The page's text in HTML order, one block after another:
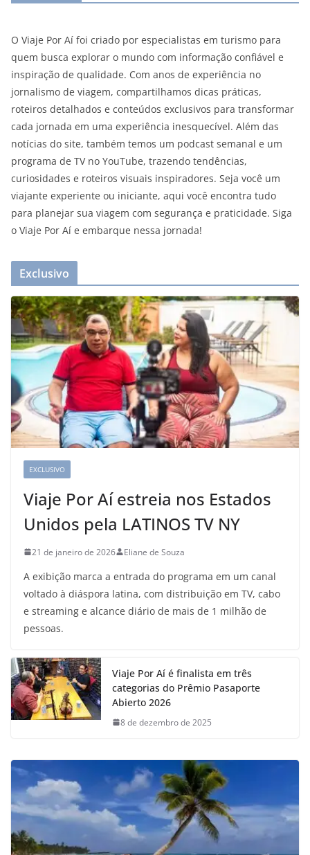
O Viaje Por Aí foi criado por especialistas em turismo para
quem busca explorar o mundo com informação confiável e
inspiração de qualidade. Com anos de experiência no
jornalismo de viagem, compartilhamos dicas práticas,
roteiros detalhados e conteúdos exclusivos para transformar
cada jornada em uma experiência inesquecível. Além das
notícias do site, também temos um podcast semanal e um
programa de TV no YouTube, trazendo tendências,
curiosidades e roteiros visuais inspiradores. Seja você um
viajante experiente ou iniciante, aqui você encontra tudo
para planejar sua viagem com segurança e praticidade. Siga
o Viaje Por Aí e embarque nessa jornada!
Exclusivo
EXCLUSIVO
Viaje Por Aí estreia nos Estados
Unidos pela LATINOS TV NY
21 de janeiro de 2026 Eliane de Souza
A exibição marca a entrada do programa em um canal
voltado à diáspora latina, com distribuição em TV, cabo
e streaming e alcance diário de mais de 1 milhão de
pessoas.
Viaje Por Aí é finalista em três
categorias do Prêmio Pasaporte
Abierto 2026
8 de dezembro de 2025